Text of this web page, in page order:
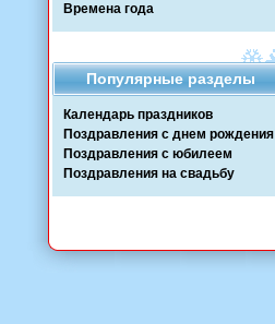
Времена года
Популярные разделы
Календарь праздников
Поздравления с днем рождения
Поздравления с юбилеем
Поздравления на свадьбу